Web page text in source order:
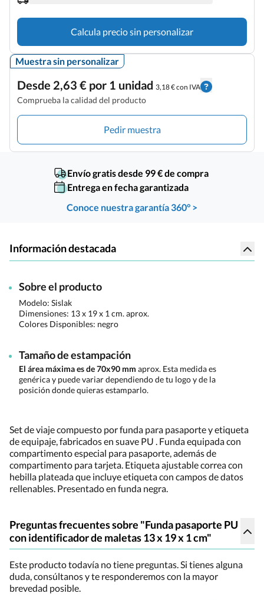
Calcula precio sin personalizar
Muestra sin personalizar
Desde 2,63 € por 1 unidad 3,18 € con IVA
Comprueba la calidad del producto
Pedir muestra
Envío gratis desde 99 € de compra
Entrega en fecha garantizada
Conoce nuestra garantía 360° >
Información destacada
Sobre el producto
Modelo: Sislak
Dimensiones: 13 x 19 x 1 cm. aprox.
Colores Disponibles: negro
Tamaño de estampación
El área máxima es de 70x90 mm aprox. Esta medida es
genérica y puede variar dependiendo de tu logo y de la
posición donde quieras estamparlo.
Set de viaje compuesto por funda para pasaporte y etiqueta
de equipaje, fabricados en suave PU . Funda equipada con
compartimento especial para pasaporte, además de
compartimento para tarjeta. Etiqueta ajustable correa con
hebilla plateada que incluye etiqueta con campos de datos
rellenables. Presentado en funda negra.
Preguntas frecuentes sobre "Funda pasaporte PU
con identificador de maletas 13 x 19 x 1 cm"
Este producto todavía no tiene preguntas. Si tienes alguna
duda, consúltanos y te responderemos con la mayor
brevedad posible.